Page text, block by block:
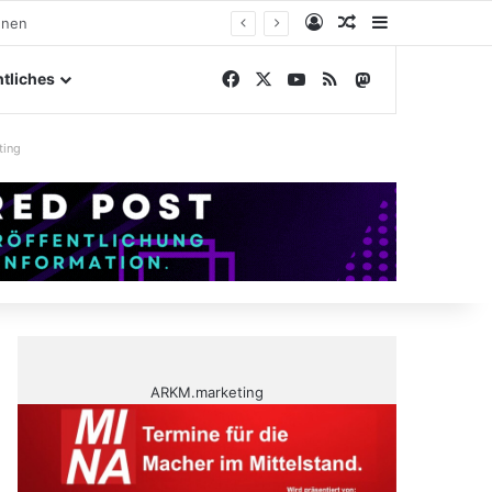
AnmeldenZufälliger
Facebook YouTube
RSS
ARKM.marketing